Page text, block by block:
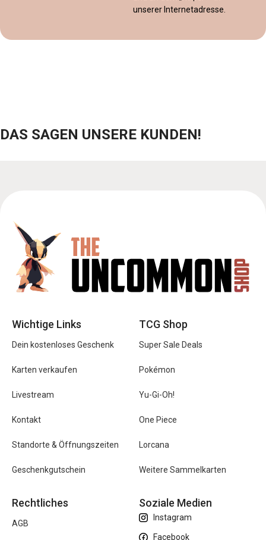
unserer Internetadresse.
DAS SAGEN UNSERE KUNDEN!
Wichtige Links
Dein kostenloses Geschenk
Karten verkaufen
Livestream
Kontakt
Standorte & Öffnungszeiten
Geschenkgutschein
TCG Shop
Super Sale Deals
Pokémon
Yu-Gi-Oh!
One Piece
Lorcana
Weitere Sammelkarten
Rechtliches
AGB
Soziale Medien
Instagram
Facebook